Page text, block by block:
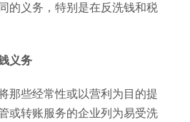
的义务，特别是在反洗钱和税
义务
那些经常性或以营利为目的提
或转账服务的企业列为易受洗